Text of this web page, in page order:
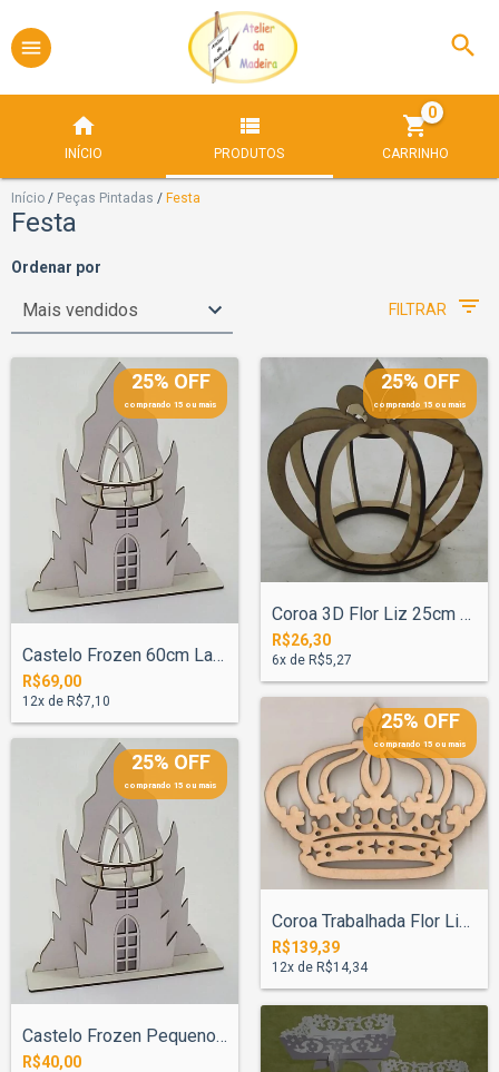
INÍCIO PRODUTOS CARRINHO
0
Início / Peças Pintadas / Festa
Festa
Ordenar por
FILTRAR
25% OFF
comprando 15 ou mais
Castelo Frozen 60cm Laminado Branco
R$69,00
12x de R$7,10
25% OFF
comprando 15 ou mais
Coroa 3D Flor Liz 25cm Provençal - Pinta...
R$26,30
6x de R$5,27
25% OFF
comprando 15 ou mais
Castelo Frozen Pequeno 25cm Laminado Bra...
R$40,00
25% OFF
comprando 15 ou mais
Coroa Trabalhada Flor Liz 80x100cm - Pin...
R$139,39
12x de R$14,34